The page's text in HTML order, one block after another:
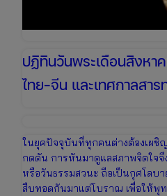
ปฏิทินวันพระเดือนสิงหา
ไทย-จีน และเทศกาลสาร
ในยุคปัจจุบันที่ทุกคนต่างต้องเผชิ
กดดัน การหันมาดูแลสภาพจิตใจจึ
หรือวันธรรมสวนะ ถือเป็นกุศโลบ
สืบทอดกันมาแต่โบราณ เพื่อให้พุท